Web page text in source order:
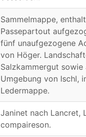
Sammelmappe,
Passepartout
fünf unaufgezogene
von Höger.
Salzkammergut sowie
Umgebung von Ischl,
Ledermappe.
Janinet nach Lancret,
compaireson.